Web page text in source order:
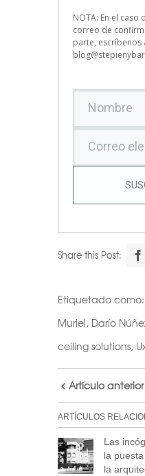
NOTA: En el
correo de
parte, escríbenos
Share this Post:
Etiquetado como:
Muriel, Darío
ceiling solutions,
Artículo anterior
ARTÍCULOS
Las
la
la